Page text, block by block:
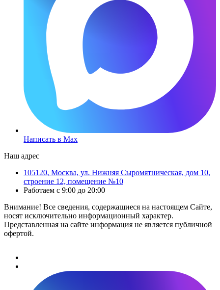
Написать в Max
Наш адрес
105120, Москва, ул. Нижняя Сыромятническая, дом 10,
строение 12, помещение №10
Работаем с 9:00 до 20:00
Внимание! Все сведения, содержащиеся на настоящем Сайте,
носят исключительно информационный характер.
Представленная на сайте информация не является публичной
офертой.